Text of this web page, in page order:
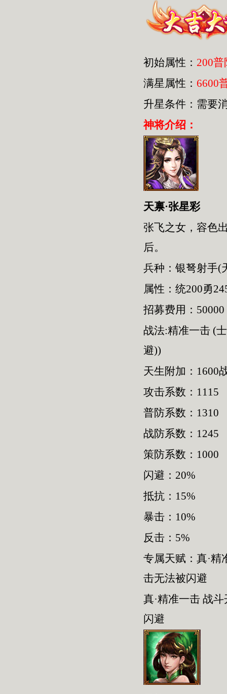
初始属性： 200
满星属性： 6600
升星条件：需要
神将介绍：
天禀·张星彩
张飞之女，容色
后。
兵种：银弩射手(
属性：统200勇
招募费用：50000
战法:精准一击 (
避))
天生附加：1600
攻击系数：1115
普防系数：1310
战防系数：1245
策防系数：1000
闪避：20%
抵抗：15%
暴击：10%
反击：5%
专属天赋：真·精
击无法被闪避
真·精准一击 战
闪避